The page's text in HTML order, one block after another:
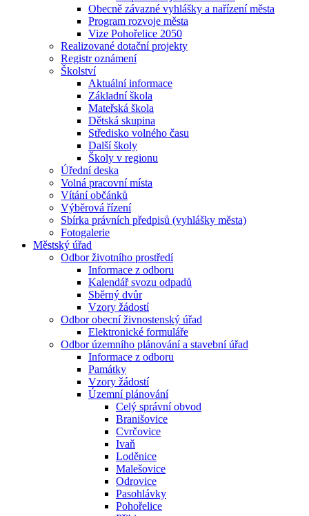
Obecně závazné vyhlášky a nařízení města
Program rozvoje města
Vize Pohořelice 2050
Realizované dotační projekty
Registr oznámení
Školství
Aktuální informace
Základní škola
Mateřská škola
Dětská skupina
Středisko volného času
Další školy
Školy v regionu
Úřední deska
Volná pracovní místa
Vítání občánků
Výběrová řízení
Sbírka právních předpisů (vyhlášky města)
Fotogalerie
Městský úřad
Odbor životního prostředí
Informace z odboru
Kalendář svozu odpadů
Sběrný dvůr
Vzory žádostí
Odbor obecní živnostenský úřad
Elektronické formuláře
Odbor územního plánování a stavební úřad
Informace z odboru
Památky
Vzory žádostí
Územní plánování
Celý správní obvod
Branišovice
Cvrčovice
Ivaň
Loděnice
Malešovice
Odrovice
Pasohlávky
Pohořelice